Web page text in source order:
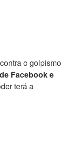
o golpismo
Facebook e
terá a